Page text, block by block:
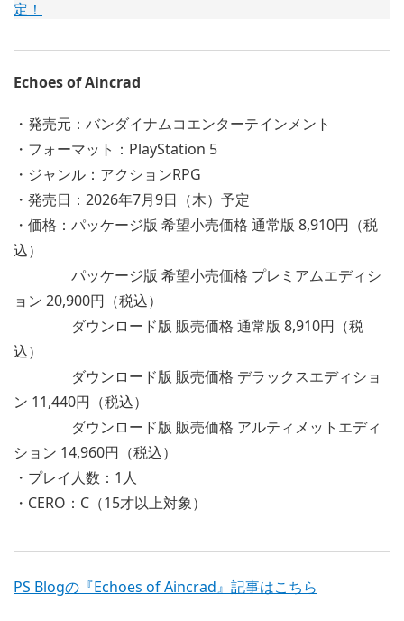
Echoes of Aincrad
・発売元：バンダイナムコエンターテインメント
・フォーマット：PlayStation 5
・ジャンル：アクションRPG
・発売日：2026年7月9日（木）予定
・価格：パッケージ版 希望小売価格 通常版 8,910円（税
込）
パッケージ版 希望小売価格 プレミアムエディシ
ョン 20,900円（税込）
ダウンロード版 販売価格 通常版 8,910円（税
込）
ダウンロード版 販売価格 デラックスエディショ
ン 11,440円（税込）
ダウンロード版 販売価格 アルティメットエディ
ション 14,960円（税込）
・プレイ人数：1人
・CERO：C（15才以上対象）
PS Blogの『Echoes of Aincrad』記事はこちら